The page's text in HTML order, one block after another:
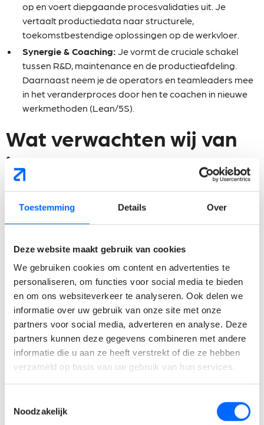
Toestemming Details Over
Deze website maakt gebruik van cookies
We gebruiken cookies om content en advertenties te
personaliseren, om functies voor social media te bieden
en om ons websiteverkeer te analyseren. Ook delen we
informatie over uw gebruik van onze site met onze
partners voor social media, adverteren en analyse. Deze
partners kunnen deze gegevens combineren met andere
informatie die u aan ze heeft verstrekt of die ze hebben
verzameld op basis van uw gebruik van hun services.
Noodzakelijk
op en voert diepgaande procesvalidaties uit. Je
vertaalt productiedata naar structurele,
toekomstbestendige oplossingen op de werkvloer.
Synergie & Coaching: Je vormt de cruciale schakel
tussen R&D, maintenance en de productieafdeling.
Daarnaast neem je de operators en teamleaders mee
in het veranderproces door hen te coachen in nieuwe
werkmethoden (Lean/5S).
Wat verwachten wij van
jou?
Opleiding:Je hebt verplicht eenMasterdiplomain een
relevante technische richting (bv. Industrieel of
Burgerlijk Ingenieur Elektromechanica,
Ervaring:Je hebt minstens5 jaar ervaring
als Manufacturing of Process Engineer, bij voorkeur
binnen een hoogtechnologische of sterk
geautomatiseerde productieomgeving.
Competenties:Je ademt data, hebt een sterk
mechanisch/elektrisch inzicht en floreert in een
dynamische, snelgroeiende productieomgeving. Kennis
van Lean Manufacturing-tools is een grote troef.
Persoonlijkheid: Een proactieve problem-solver met
natuurlijke overtuigingskracht, een flexibele instelling en